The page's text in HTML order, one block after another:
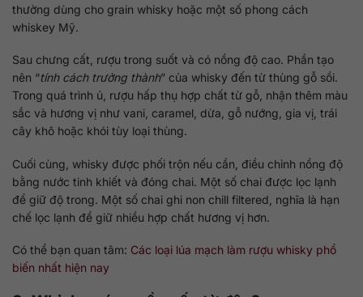
thường dùng cho grain whisky hoặc một số phong cách
whiskey Mỹ.
Sau chưng cất, rượu trong suốt và có nồng độ cao. Phần tạo
nên “tính cách trưởng thành” của whisky đến từ thùng gỗ sồi.
Trong quá trình ủ, rượu hấp thụ hợp chất từ gỗ, nhận thêm màu
sắc và hương vị như vani, caramel, dừa, gỗ nướng, gia vị, trái
cây khô hoặc khói tùy loại thùng.
Cuối cùng, whisky được phối trộn nếu cần, điều chỉnh nồng độ
bằng nước tinh khiết và đóng chai. Một số chai được lọc lạnh
để giữ độ trong. Một số chai ghi non chill filtered, nghĩa là hạn
chế lọc lạnh để giữ nhiều hợp chất hương vị hơn.
Có thể bạn quan tâm: Các loại lúa mạch làm rượu whisky phổ
biến nhất hiện nay